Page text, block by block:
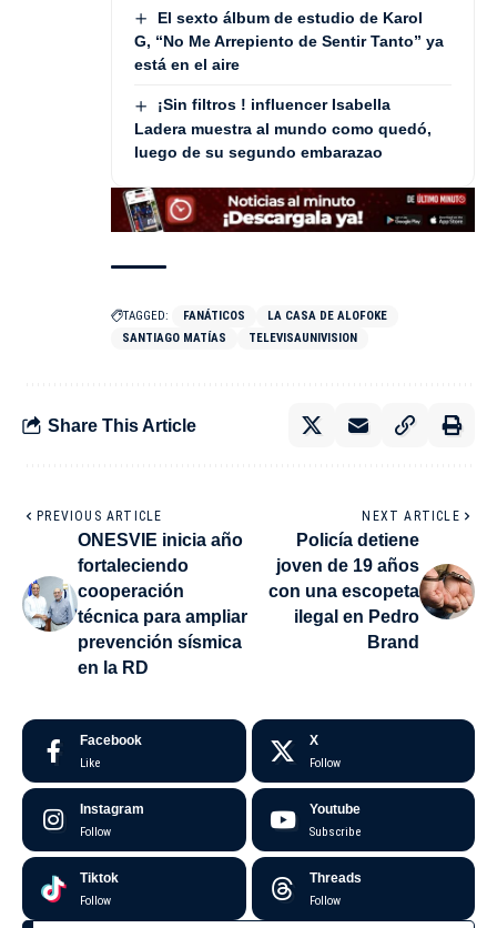
El sexto álbum de estudio de Karol
G, “No Me Arrepiento de Sentir Tanto” ya
está en el aire
¡Sin filtros ! influencer Isabella
Ladera muestra al mundo como quedó,
luego de su segundo embarazao
TAGGED: FANÁTICOS
LA CASA DE ALOFOKE
SANTIAGO MATÍAS
TELEVISAUNIVISION
Share This Article
PREVIOUS ARTICLE
ONESVIE inicia año
fortaleciendo
cooperación
técnica para ampliar
prevención sísmica
en la RD
NEXT ARTICLE
Policía detiene
joven de 19 años
con una escopeta
ilegal en Pedro
Brand
Facebook
Like
X
Follow
Instagram
Follow
Youtube
Subscribe
Tiktok
Follow
Threads
Follow